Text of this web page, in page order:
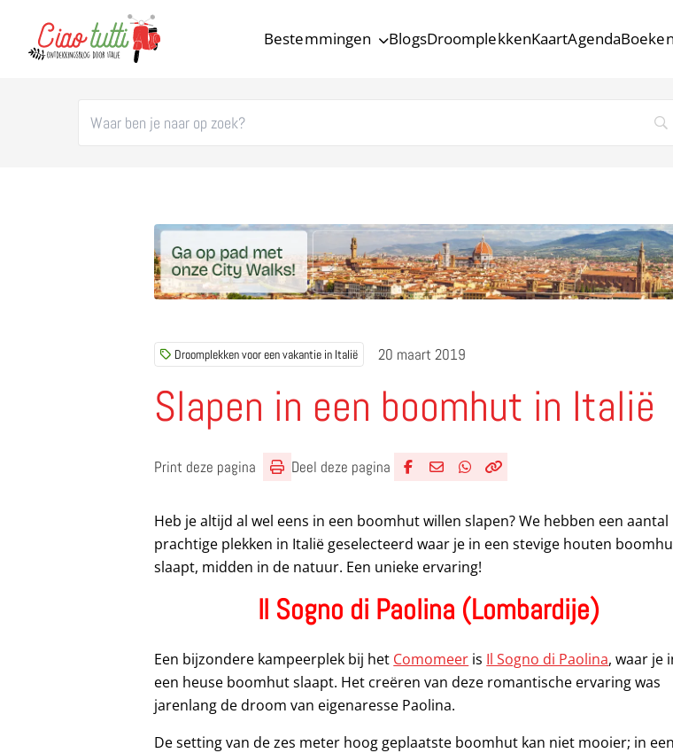
Bestemmingen BlogsDroomplekkenKaartAgenda
Droomplekken voor een vakantie in Italië 20 maart 2019
Slapen in een boomhut in Italië
Print deze pagina
Deel deze pagina
Heb je altijd al wel eens in een boomhut willen slapen? We hebben een aantal
prachtige plekken in Italië geselecteerd waar je in een stevige houten
slaapt, midden in de natuur. Een unieke ervaring!
Il Sogno di Paolina (Lombardije)
Een bijzondere kampeerplek bij het Comomeer is Il Sogno di Paolina, waar je
een heuse boomhut slaapt. Het creëren van deze romantische ervaring was
jarenlang de droom van eigenaresse Paolina.
De setting van de zes meter hoog geplaatste boomhut kan niet mooier; in een